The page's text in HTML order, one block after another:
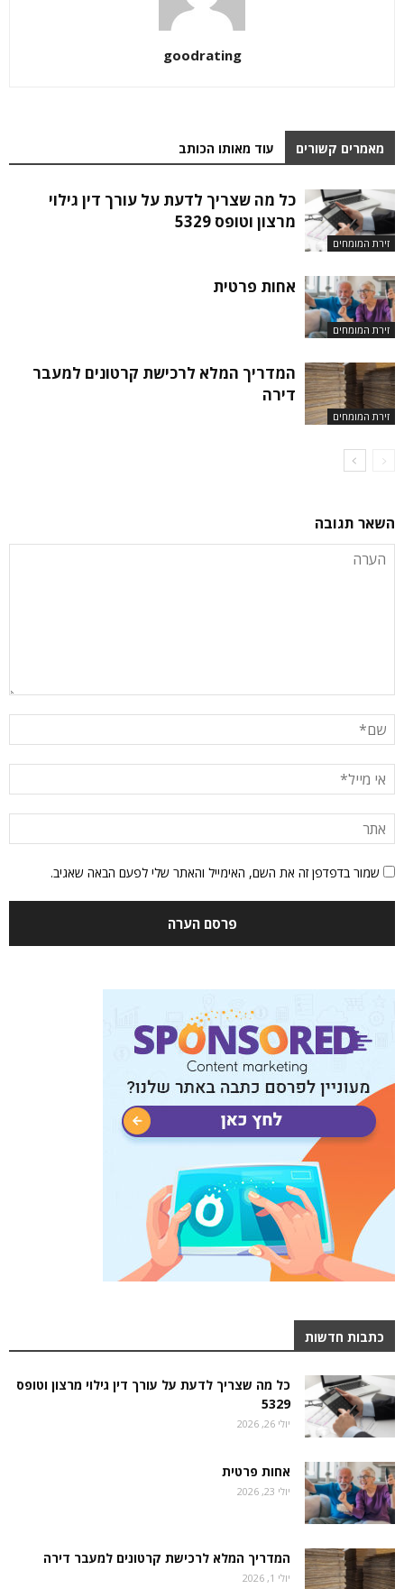
goodrating
מאמרים קשורים עוד מאותו הכותב
זירת המומחים
כל מה שצריך לדעת על עורך דין גילוי
מרצון וטופס 5329
זירת המומחים
אחות פרטית
זירת המומחים
המדריך המלא לרכישת קרטונים למעבר
דירה
השאר תגובה
שמור בדפדפן זה את השם, האימייל והאתר שלי לפעם הבאה שאגיב.
כתבות חדשות
כל מה שצריך לדעת על עורך דין גילוי מרצון וטופס
5329
יולי 26, 2026
אחות פרטית
יולי 23, 2026
המדריך המלא לרכישת קרטונים למעבר דירה
יולי 1, 2026